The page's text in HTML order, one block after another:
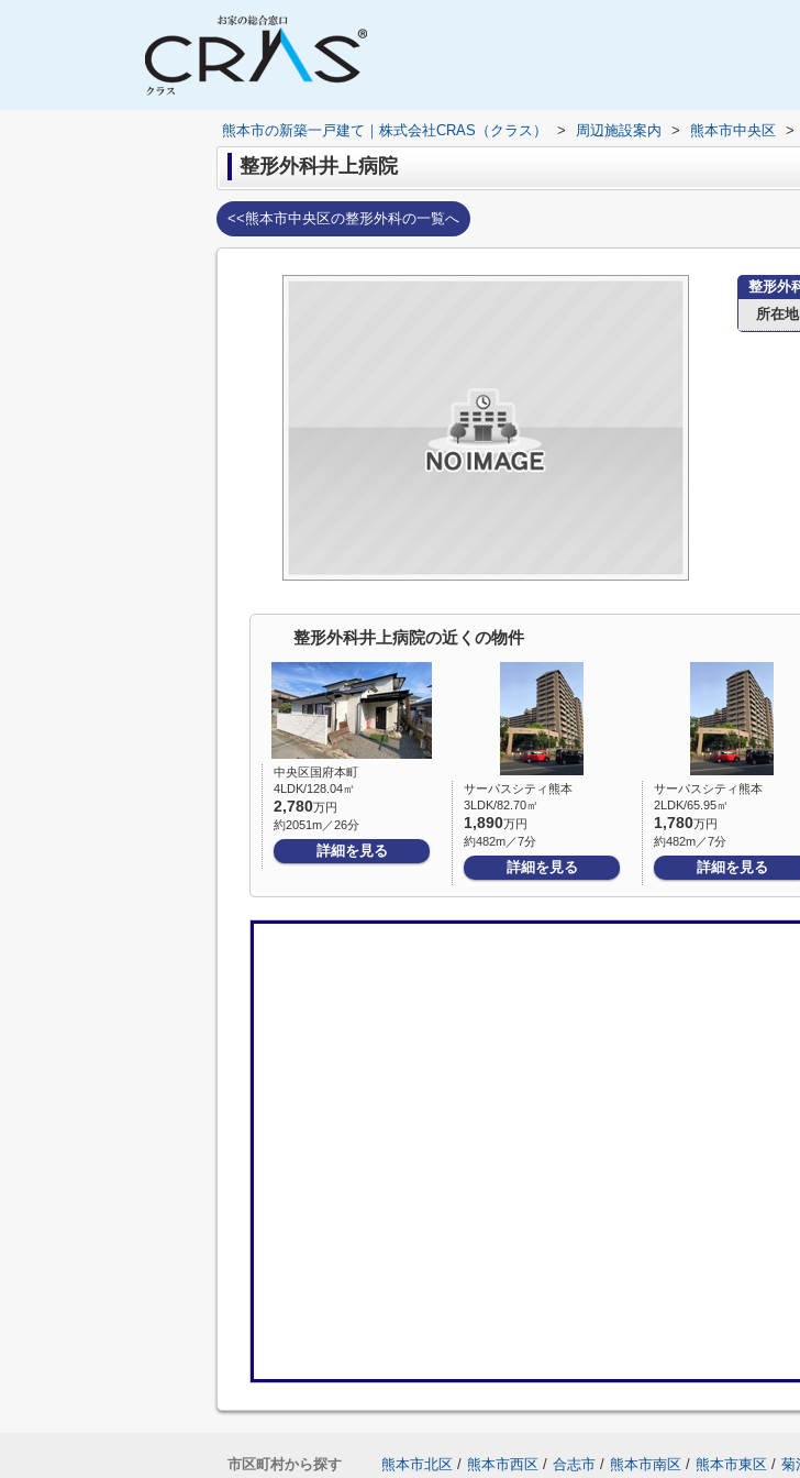
熊本市の新築一戸建て｜株式会社CRAS（クラス） > 周辺施設案内 > 熊本市中央区 >
整形外科井上病院
<<熊本市中央区の整形外科の一覧へ
整形外
所在地
整形外科井上病院の近くの物件
中央区国府本町
4LDK/128.04㎡
2,780万円
約2051m／26分
詳細を見る
サーパスシティ熊本
3LDK/82.70㎡
1,890万円
約482m／7分
詳細を見る
サーパスシティ熊本
2LDK/65.95㎡
1,780万円
約482m／7分
詳細を見る
市区町村から探す 熊本市北区 / 熊本市西区 / 合志市 / 熊本市南区 / 熊本市東区 / 菊